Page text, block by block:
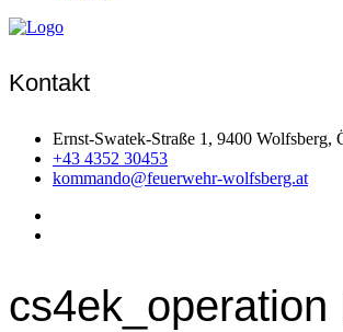
Kontakt
Ernst-Swatek-Straße 1, 9400 Wolfsberg,
+43 4352 30453
kommando@feuerwehr-wolfsberg.at
cs4ek_operation